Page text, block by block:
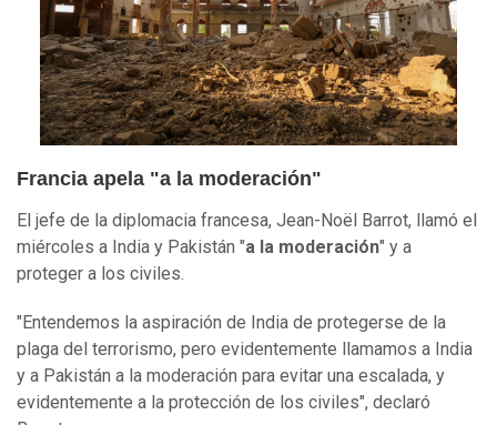
Francia apela "a la moderación"
El jefe de la diplomacia francesa, Jean-Noël Barrot, llamó el
miércoles a India y Pakistán "a la moderación" y a
proteger a los civiles.
"Entendemos la aspiración de India de protegerse de la
plaga del terrorismo, pero evidentemente llamamos a India
y a Pakistán a la moderación para evitar una escalada, y
evidentemente a la protección de los civiles", declaró